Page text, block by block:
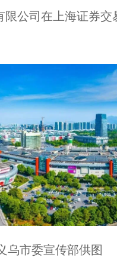
公司在上海证券
乌市委宣传部供图